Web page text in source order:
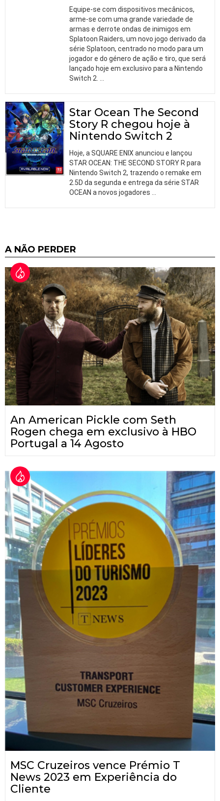
Equipe-se com dispositivos mecânicos,
arme-se com uma grande variedade de
armas e derrote ondas de inimigos em
Splatoon Raiders, um novo jogo derivado da
série Splatoon, centrado no modo para um
jogador e do género de ação e tiro, que será
lançado hoje em exclusivo para a Nintendo
Switch 2. …
Star Ocean The Second
Story R chegou hoje à
Nintendo Switch 2
Hoje, a SQUARE ENIX anunciou e lançou
STAR OCEAN: THE SECOND STORY R para
Nintendo Switch 2, trazendo o remake em
2.5D da segunda e entrega da série STAR
OCEAN a novos jogadores …
A NÃO PERDER
An American Pickle com Seth
Rogen chega em exclusivo à HBO
Portugal a 14 Agosto
MSC Cruzeiros vence Prémio T
News 2023 em Experiência do
Cliente